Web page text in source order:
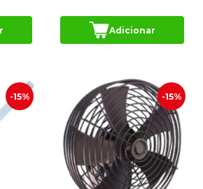
Adicionar
-15% -15%